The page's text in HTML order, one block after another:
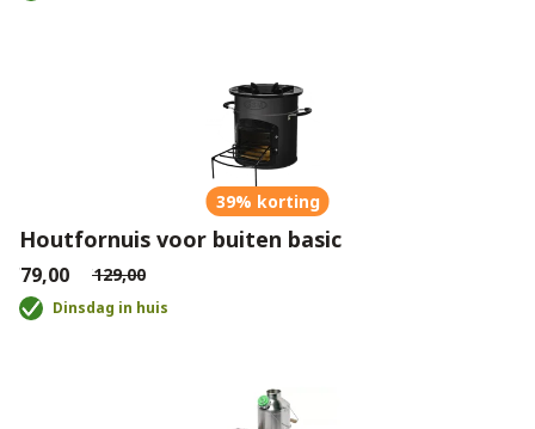
39% korting
Houtfornuis voor buiten basic
€79,00 €129,00
Dinsdag in huis